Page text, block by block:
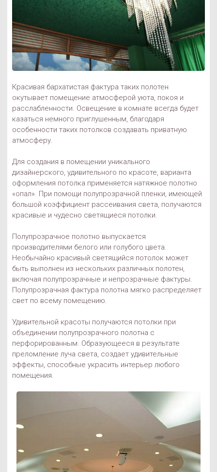
Красивая бархатистая фактура таких полотен
окутывает помещение атмосферой уюта, покоя и
расслабленности. Освещение в комнате всегда будет
казаться немного приглушенным, благодаря
особенности таких потолков создавать приватную
атмосферу.
Для создания в помещении уникального
дизайнерского, удивительного по красоте, варианта
оформления потолка применяется натяжное полотно
«опал». При помощи полупрозрачной пленки, имеющей
большой коэффициент рассеивания света, получаются
красивые и чудесно светящиеся потолки.
Полупрозрачное полотно выпускается
производителями белого или голубого цвета.
Необычайно красивый светящийся потолок может
быть выполнен из нескольких различных полотен,
включая полупрозрачные и непрозрачные фактуры.
Полупрозрачная фактура полотна мягко распределяет
свет по всему помещению.
Удивительной красоты получаются потолки при
объединении полупрозрачного полотна с
перфорированным. Образующееся в результате
преломление луча света, создает удивительные
эффекты, способные украсить интерьер любого
помещения.